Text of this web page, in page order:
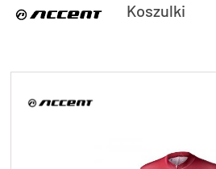
Koszulki